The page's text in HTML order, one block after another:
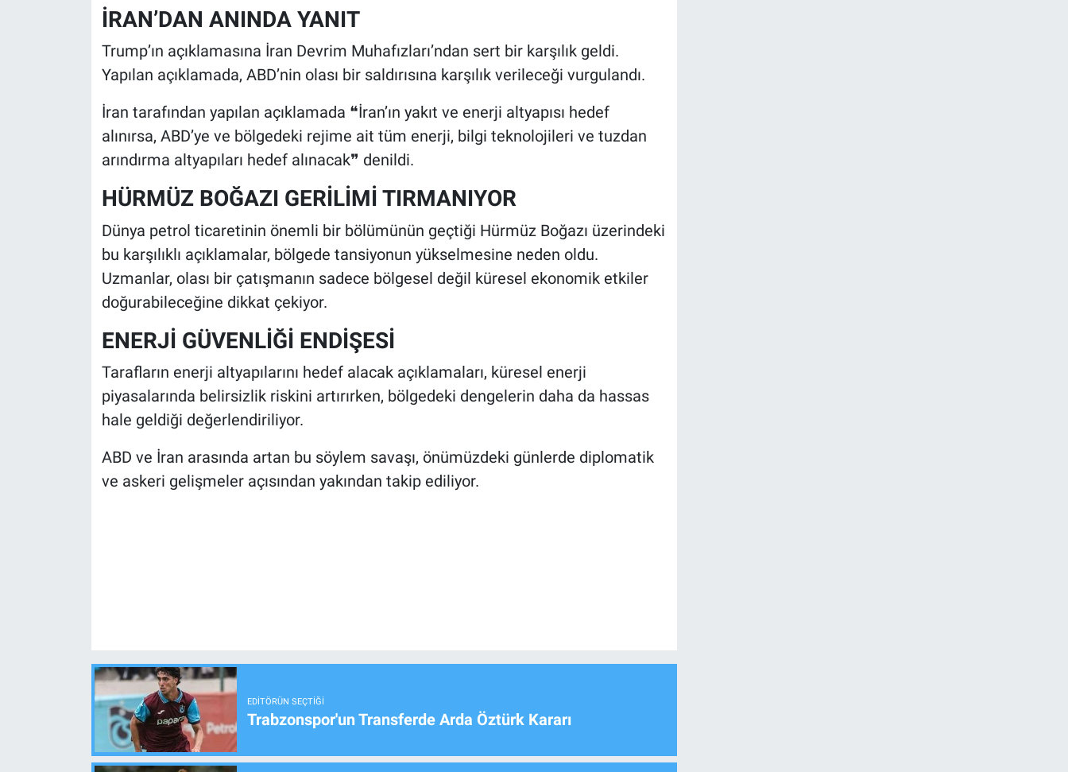
İRAN’DAN ANINDA YANIT
Trump’ın açıklamasına İran Devrim Muhafızları’ndan sert bir karşılık geldi.
Yapılan açıklamada, ABD’nin olası bir saldırısına karşılık verileceği vurgulandı.
İran tarafından yapılan açıklamada ❝İran’ın yakıt ve enerji altyapısı hedef
alınırsa, ABD’ye ve bölgedeki rejime ait tüm enerji, bilgi teknolojileri ve tuzdan
arındırma altyapıları hedef alınacak❞ denildi.
HÜRMÜZ BOĞAZI GERİLİMİ TIRMANIYOR
Dünya petrol ticaretinin önemli bir bölümünün geçtiği Hürmüz Boğazı üzerindeki
bu karşılıklı açıklamalar, bölgede tansiyonun yükselmesine neden oldu.
Uzmanlar, olası bir çatışmanın sadece bölgesel değil küresel ekonomik etkiler
doğurabileceğine dikkat çekiyor.
ENERJİ GÜVENLİĞİ ENDİŞESİ
Tarafların enerji altyapılarını hedef alacak açıklamaları, küresel enerji
piyasalarında belirsizlik riskini artırırken, bölgedeki dengelerin daha da hassas
hale geldiği değerlendiriliyor.
ABD ve İran arasında artan bu söylem savaşı, önümüzdeki günlerde diplomatik
ve askeri gelişmeler açısından yakından takip ediliyor.
EDITÖRÜN SEÇTIĞI
Trabzonspor'un Transferde Arda Öztürk Kararı